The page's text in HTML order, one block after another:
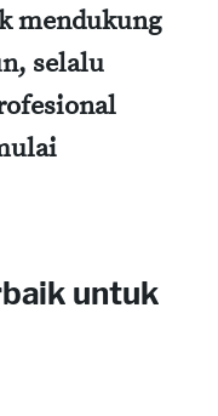
mendukung
selalu
untuk